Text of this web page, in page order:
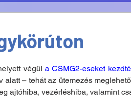
végül a CSMG2-eseket
alatt – tehát az ütemezés
ajtóhiba, vezérléshiba, valamint